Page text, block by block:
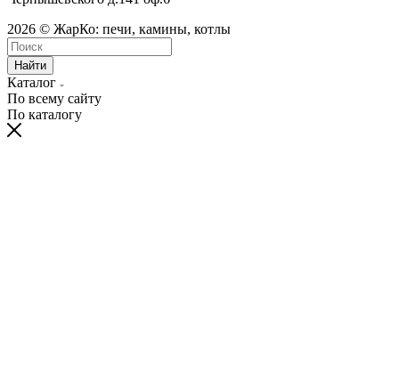
2026 © ЖарКо: печи, камины, котлы
Найти
Каталог
По всему сайту
По каталогу